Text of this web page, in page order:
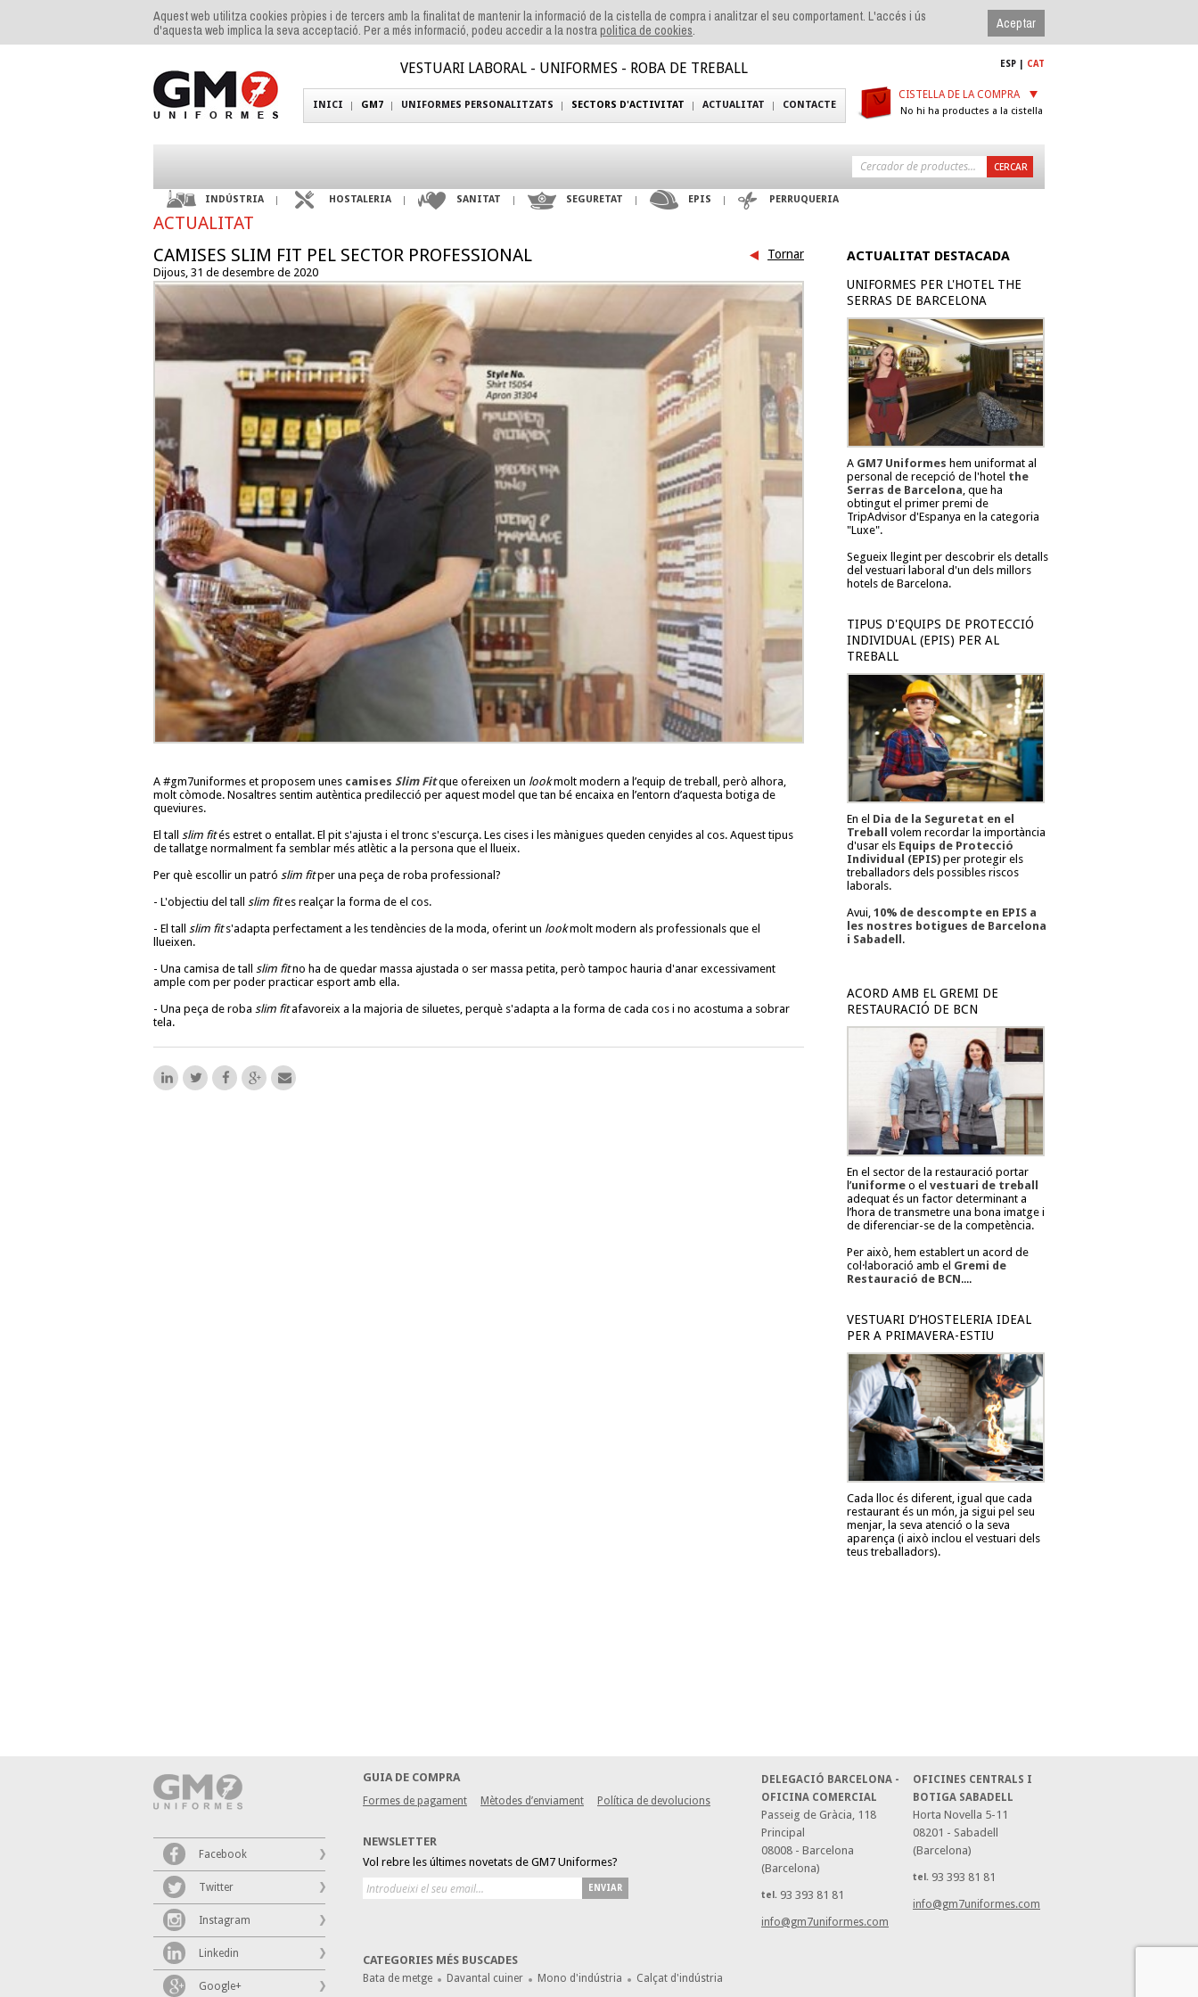
Aquest web utilitza cookies pròpies i de tercers amb la finalitat de mantenir la informació de la cistella de compra i analitzar el seu comportament. L'accés i ús
d'aquesta web implica la seva acceptació. Per a més informació, podeu accedir a la nostrapolitica de cookies.
VESTUARI LABORAL - UNIFORMES - ROBA DE TREBALL ESP CAT
CISTELLA DE LA COMPRA
No hi ha productes a la cistella
INICI GM7 UNIFORMES PERSONALITZATS SECTORS D'ACTIVITAT ACTUALITAT CONTACTE
INDÚSTRIA HOSTALERIA SANITAT SEGURETAT EPIS PERRUQUERIA
ACTUALITAT
Tornar
CAMISES SLIM FIT PEL SECTOR PROFESSIONAL
Dijous, 31 de desembre de 2020
A #gm7uniformes et proposem unes camises Slim Fitque ofereixen un lookmolt modern a l’equip de treball, però alhora,
molt còmode. Nosaltres sentim autèntica predilecció per aquest model que tan bé encaixa en l’entorn d’aquesta botiga de
queviures.
El tall slim fités estret o entallat. El pit s'ajusta i el tronc s'escurça. Les cises i les mànigues queden cenyides al cos. Aquest tipus
de tallatge normalment fa semblar més atlètic a la persona que el llueix.
Per què escollir un patró slim fitper una peça de roba professional?
- L'objectiu del tall slim fites realçar la forma de el cos.
- El tall slim fits'adapta perfectament a les tendències de la moda, oferint un lookmolt modern als professionals que el
llueixen.
- Una camisa de tall slim fitno ha de quedar massa ajustada o ser massa petita, però tampoc hauria d'anar excessivament
ample com per poder practicar esport amb ella.
- Una peça de roba slim fitafavoreix a la majoria de siluetes, perquè s'adapta a la forma de cada cos i no acostuma a sobrar
tela.
ACTUALITAT DESTACADA
UNIFORMES PER L'HOTEL THE
SERRAS DE BARCELONA
A GM7 Uniformes hem uniformat al
personal de recepció de l'hotel the
Serras de Barcelona, que ha
obtingut el primer premi de
TripAdvisor d'Espanya en la categoria
"Luxe".
Segueix llegint per descobrir els detalls
del vestuari laboral d'un dels millors
hotels de Barcelona.
TIPUS D'EQUIPS DE PROTECCIÓ
INDIVIDUAL (EPIS) PER AL
TREBALL
En el Dia de la Seguretat en el
Treball volem recordar la importància
d'usar els Equips de Protecció
Individual (EPIS) per protegir els
treballadors dels possibles riscos
laborals.
Avui, 10% de descompte en EPIS a
les nostres botigues de Barcelona
i Sabadell .
ACORD AMB EL GREMI DE
RESTAURACIÓ DE BCN
En el sector de la restauració portar
l’uniforme o el vestuari de treball
adequat és un factor determinant a
l’hora de transmetre una bona imatge i
de diferenciar-se de la competència.
Per això, hem establert un acord de
col·laboració amb el Gremi de
Restauració de BCN....
VESTUARI D’HOSTELERIA IDEAL
PER A PRIMAVERA-ESTIU
Cada lloc és diferent, igual que cada
restaurant és un món, ja sigui pel seu
menjar, la seva atenció o la seva
aparença (i això inclou el vestuari dels
teus treballadors).
Facebook
Twitter
Instagram
Linkedin
Google+
OFICINES CENTRALS I
BOTIGA SABADELL
Horta Novella 5-11
08201 - Sabadell
(Barcelona)
tel. 93 393 81 81
info@gm7uniformes.com
DELEGACIÓ BARCELONA -
OFICINA COMERCIAL
Passeig de Gràcia, 118
Principal
08008 - Barcelona
(Barcelona)
tel. 93 393 81 81
info@gm7uniformes.com
GUIA DE COMPRA
Formes de pagament Mètodes d’enviament Política de devolucions
NEWSLETTER
Vol rebre les últimes novetats de GM7 Uniformes?
ENVIAR
CATEGORIES MÉS BUSCADES
Bata de metge Davantal cuiner Mono d'indústria Calçat d'indústria